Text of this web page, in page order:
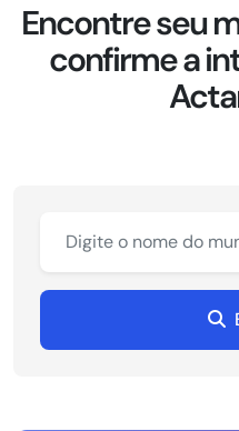
Encontre seu
confirme a